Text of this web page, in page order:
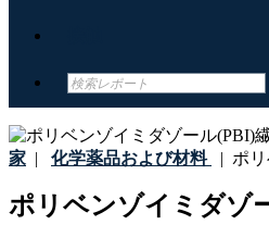
家 | 化学薬品および材料 | ポ
ポリベンゾイミダゾ